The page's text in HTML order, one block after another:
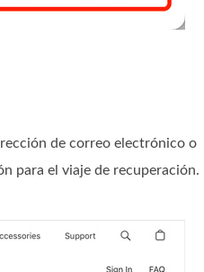
de correo electrónico o
para el viaje de recuperación.